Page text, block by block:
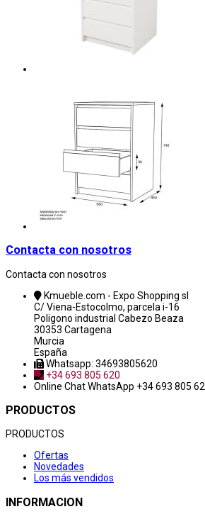
Contacta con nosotros
Contacta con nosotros
Kmueble.com - Expo Shopping sl
C/ Viena-Estocolmo, parcela i-16
Poligono industrial Cabezo Beaza
30353 Cartagena
Murcia
España
Whatsapp: 34693805620
+34 693 805 620
Online ChatWhatsApp +34 693 805
PRODUCTOS
PRODUCTOS
Ofertas
Novedades
Los más vendidos
INFORMACION